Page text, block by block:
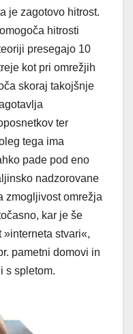
je zagotovo hitrost.
hitrosti
presegajo 10
kot pri omrežjih
skoraj takojšnje
ter
tega ima
pade pod eno
nadzorovane
zmogljivost omrežja
kar je še
stvari«,
pametni domovi in
s spletom.